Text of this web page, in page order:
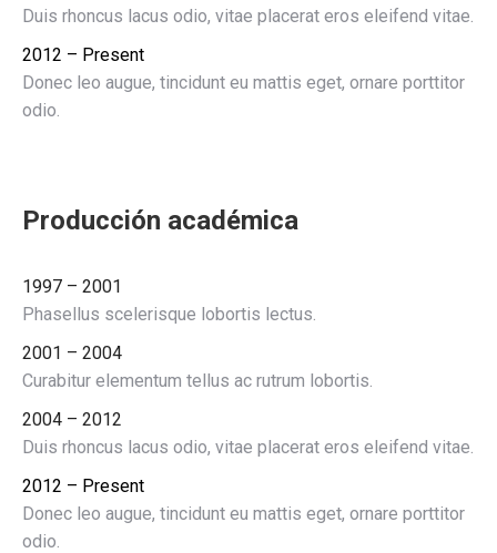
Duis rhoncus lacus odio, vitae placerat eros eleifend vitae.
2012 – Present
Donec leo augue, tincidunt eu mattis eget, ornare porttitor
odio.
Producción académica
1997 – 2001
Phasellus scelerisque lobortis lectus.
2001 – 2004
Curabitur elementum tellus ac rutrum lobortis.
2004 – 2012
Duis rhoncus lacus odio, vitae placerat eros eleifend vitae.
2012 – Present
Donec leo augue, tincidunt eu mattis eget, ornare porttitor
odio.